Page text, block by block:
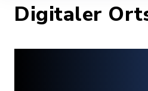
Digitaler